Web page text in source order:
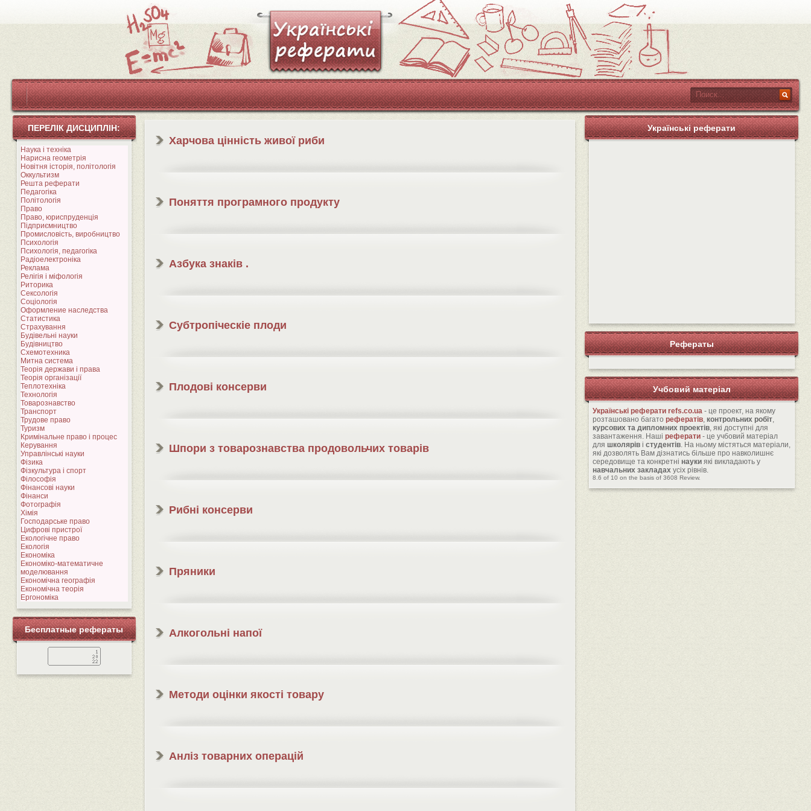
ПЕРЕЛІК ДИСЦИПЛІН:
Наука і техніка
Нарисна геометрія
Новітня історія, політологія
Оккультизм
Решта реферати
Педагогіка
Політологія
Право
Право, юриспруденція
Підприємництво
Промисловість, виробництво
Психологія
Психологія, педагогіка
Радіоелектроніка
Реклама
Релігія і міфологія
Риторика
Сексологія
Соціологія
Оформление наследства
Статистика
Страхування
Будівельні науки
Будівництво
Схемотехника
Митна система
Теорія держави і права
Теорія організації
Теплотехніка
Технологія
Товарознавство
Транспорт
Трудове право
Туризм
Кримінальне право і процес
Керування
Управлінські науки
Фізика
Фізкультура і спорт
Філософія
Фінансові науки
Фінанси
Фотографія
Хімія
Господарське право
Цифрові пристрої
Екологічне право
Екологія
Економіка
Економіко-математичне
моделювання
Економічна географія
Економічна теорія
Ергономіка
Бесплатные рефераты
Харчова цінність живої риби
Поняття програмного продукту
Азбука знаків .
Cубтропіческіе плоди
Плодові консерви
Шпори з товарознавства продовольчих товарів
Рибні консерви
Пряники
Алкогольні напої
Методи оцінки якості товару
Анліз товарних операцій
Українські реферати
Рефераты
Учбовий матеріал
Українські реферати refs.co.ua - це проект, на якому
розташовано багато рефератів, контрольних робіт,
курсових та дипломних проектів, які доступні для
завантаження. Наші реферати - це учбовий матеріал
для школярів і студентів. На ньому містяться матеріали,
які дозволять Вам дізнатись більше про навколишнє
середовище та конкретні науки які викладають у
навчальних закладах усіх рівнів.
8.6 of 10 on the basis of 3608 Review.